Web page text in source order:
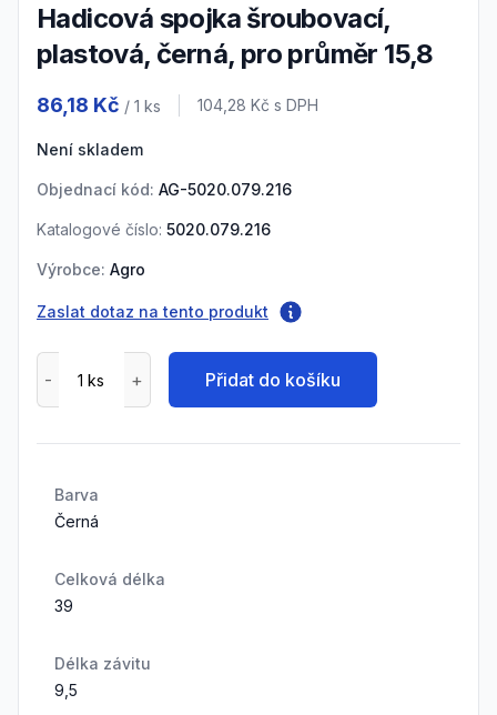
Hadicová spojka šroubovací,
plastová, černá, pro průměr 15,8
86,18 Kč / 1 ks Cena s DPH
104,28 Kč s DPH
Není skladem
Objednací kód: AG-5020.079.216
Katalogové číslo: 5020.079.216
Výrobce: Agro
Zaslat dotaz na tento produkt
Přidat do košíku
Barva
Černá
Celková délka
39
Délka závitu
9,5